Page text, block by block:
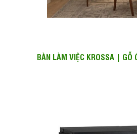
BÀN LÀM VIỆC KROSSA | GỖ